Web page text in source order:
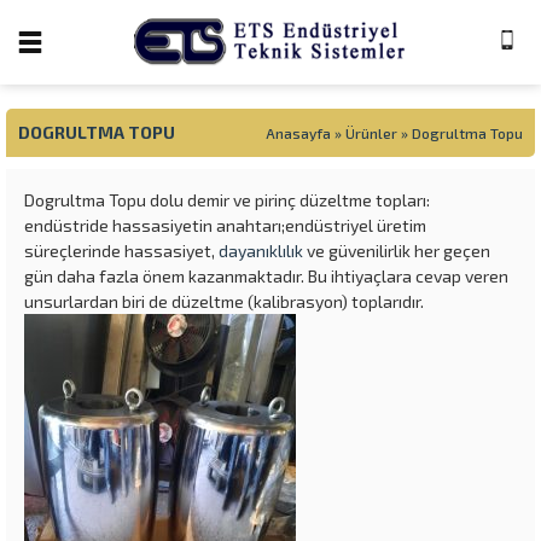
DOGRULTMA TOPU Anasayfa » Ürünler » Dogrultma Topu
Dogrultma Topu dolu demir ve pirinç düzeltme topları:
endüstride hassasiyetin anahtarı;endüstriyel üretim
süreçlerinde hassasiyet, dayanıklılıkve güvenilirlik her geçen
gün daha fazla önem kazanmaktadır. Bu ihtiyaçlara cevap veren
unsurlardan biri de düzeltme (kalibrasyon) toplarıdır.